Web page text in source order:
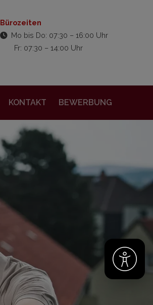
Bürozeiten
Mo bis Do: 07:30 – 16:00 Uhr
Fr: 07:30 – 14:00 Uhr
KONTAKT BEWERBUNG